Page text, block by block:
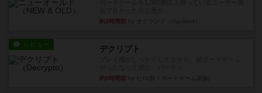
レビュー
プレイ感がしっかりしてるから、超ボードゲーム
約5時間前 by ヒロ(新！ボードゲーム家族)
レビュー